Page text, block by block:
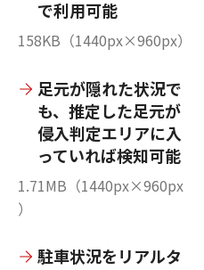
で利用可能
158KB（1440px×960px）
足元が隠れた状況で
も、推定した足元が
侵入判定エリアに入
っていれば検知可能
1.71MB（1440px×960px
）
駐車状況をリアルタ